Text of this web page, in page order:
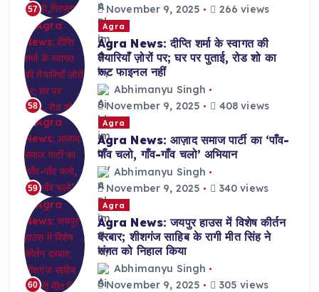
57
November 9, 2025
266 views
58
Agra
Agra News: दीप्ति शर्मा के स्वागत की
तैयारियाँ ज़ोरों पर; घर पर पुताई, रोड शो का
रूट फाइनल नहीं
Abhimanyu Singh
November 9, 2025
408 views
59
Agra
Agra News: आज़ाद समाज पार्टी का ‘पाँव-
पाँव चलो, गाँव-गाँव चलो’ अभियान
Abhimanyu Singh
November 9, 2025
340 views
60
Agra
Agra News: जयपुर हाउस में विशेष कीर्तन
दरबार; शीशगंज साहिब के रागी मीत सिंह ने
संगत को निहाल किया
Abhimanyu Singh
November 9, 2025
305 views